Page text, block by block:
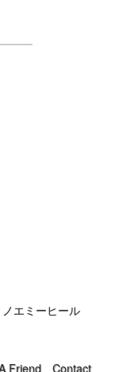
エミーヒール
Friend Contact Us